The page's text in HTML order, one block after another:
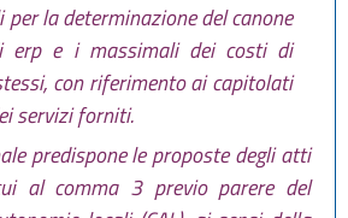
per la determinazione del canone
erp e i massimali dei costi di
con riferimento ai capitolati
servizi forniti.
predispone le proposte degli atti
al comma 3 previo parere del